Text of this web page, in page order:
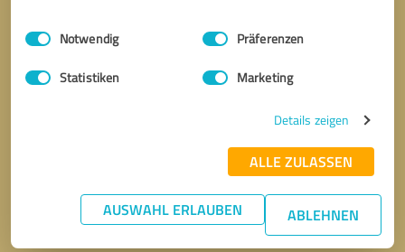
Impressum Datenschutzbestimmungen
Einwilligungsauswahl
Notwendig Präferenzen
Statistiken Marketing
Details zeigen
ALLE ZULASSEN
AUSWAHL ERLAUBEN ABLEHNEN
* Erforderliche Angaben
Nachricht senden